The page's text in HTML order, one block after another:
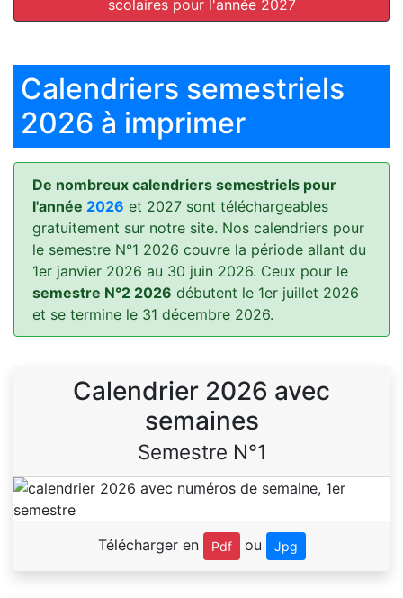
scolaires pour l'année 2027
Calendriers semestriels
2026 à imprimer
De nombreux calendriers semestriels pour
l'année 2026 et 2027 sont téléchargeables
gratuitement sur notre site. Nos calendriers pour
le semestre N°1 2026 couvre la période allant du
1er janvier 2026 au 30 juin 2026. Ceux pour le
semestre N°2 2026 débutent le 1er juillet 2026
et se termine le 31 décembre 2026.
Calendrier 2026 avec
semaines
Semestre N°1
Télécharger en Pdf ou Jpg